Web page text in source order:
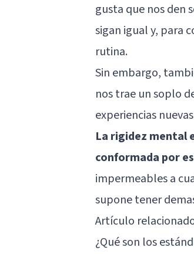
gusta que nos den
sigan igual y, para
rutina.
Sin embargo,
nos trae un soplo
experiencias
La rigidez mental
conformada por
impermeables a
supone tener
Artículo
¿Qué son los